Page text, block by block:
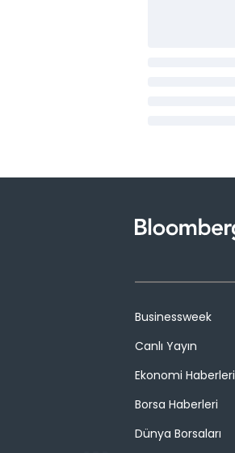
Businessweek
Canlı Yayın
Ekonomi Haberleri
Borsa Haberleri
Dünya Borsaları